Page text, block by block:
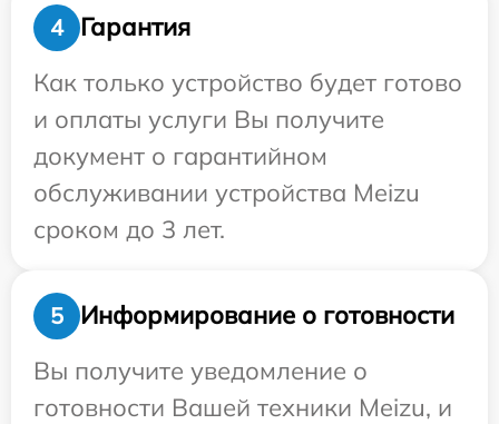
4
Гарантия
Как только устройство будет готово
и оплаты услуги Вы получите
документ о гарантийном
обслуживании устройства Meizu
сроком до 3 лет.
5
Информирование о готовности
Вы получите уведомление о
готовности Вашей техники Meizu, и